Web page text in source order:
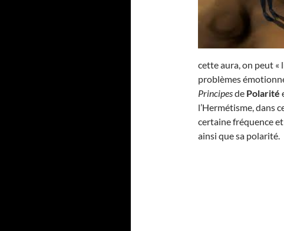
cette aura, on peut «
problèmes
Principesde Polarité
l’Hermétisme, dans
certaine fréquence
ainsi que sa polarité.